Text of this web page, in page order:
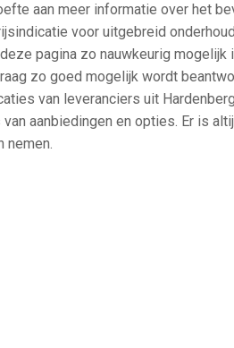
aan meer informatie over het
voor uitgebreid
pagina zo nauwkeurig mogelijk
zo goed mogelijk wordt
van leveranciers uit
aanbiedingen en opties. Er is
nemen.